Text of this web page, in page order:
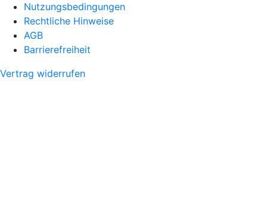
Nutzungsbedingungen
Rechtliche Hinweise
AGB
Barrierefreiheit
Vertrag widerrufen